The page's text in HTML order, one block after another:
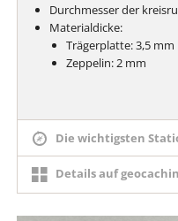
Durchmesser der
Materialdicke:
Trägerplatte: 3,5 mm
Zeppelin: 2 mm
Die wichtigsten
Details auf